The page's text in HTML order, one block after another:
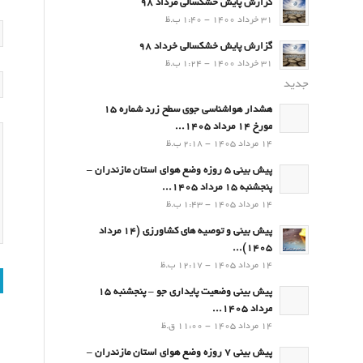
گزارش پایش خشکسالی مرداد 98
31 خرداد 1400 - 1:40 ب.ظ
گزارش پایش خشکسالی خرداد 98
31 خرداد 1400 - 1:24 ب.ظ
جدید
هشدار هواشناسی جوی سطح زرد شماره 15
مورخ 14 مرداد 1405...
14 مرداد 1405 - 2:18 ب.ظ
پیش بینی 5 روزه وضع هوای استان مازندران –
پنجشنبه 15 مرداد 1405...
14 مرداد 1405 - 1:43 ب.ظ
پیش بینی و توصیه های کشاورزی (14 مرداد
۱۴۰۵)...
14 مرداد 1405 - 12:17 ب.ظ
پیش بینی وضعیت پایداری جو – پنجشنبه 15
مرداد 1405...
14 مرداد 1405 - 11:00 ق.ظ
پیش بینی 7 روزه وضع هوای استان مازندران –